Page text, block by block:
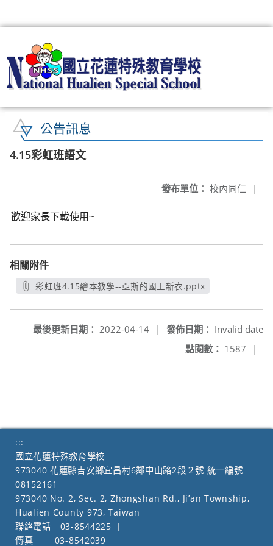
公告訊息
4.15彩虹班語文
發布單位： 校內同仁 |
歡迎家長下載使用~
相關附件
彩虹班4.15繪本教學--亞斯的國王新衣.pptx
發佈日期： Invalid date
最後更新日期： 2022-04-14
|
點閱數： 1587 |
:::
國立花蓮特殊教育學校
973040 花蓮縣吉安鄉宜昌村6鄰中山路2段２號 統一編號
08152161
973040 No. 2, Sec. 2, Zhongshan Rd., Ji’an Township,
Hualien County 973, Taiwan
聯絡電話
03-8544225
|
傳真
03-8542039